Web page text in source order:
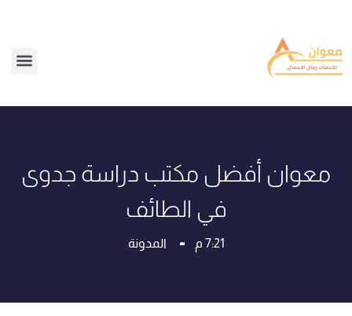
معوان أفضل مكتب دراسة جدوى
في الطائف
7:21 م المدونة